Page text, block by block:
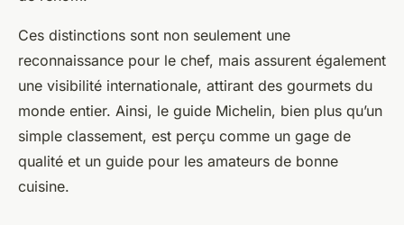
Ces distinctions sont non seulement une
reconnaissance pour le chef, mais assurent également
une visibilité internationale, attirant des gourmets du
monde entier. Ainsi, le guide Michelin, bien plus qu’un
simple classement, est perçu comme un gage de
qualité et un guide pour les amateurs de bonne
cuisine.